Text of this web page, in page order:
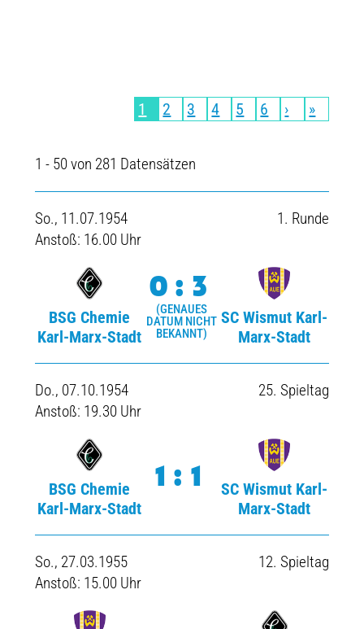
1 2 3 4 5 6 › »
1 - 50 von 281 Datensätzen
So., 11.07.1954
Anstoß: 16.00 Uhr
1. Runde
BSG Chemie
Karl-Marx-Stadt
0:3
(GENAUES
DATUM NICHT
BEKANNT)
SC Wismut Karl-
Marx-Stadt
Do., 07.10.1954
Anstoß: 19.30 Uhr
25. Spieltag
BSG Chemie
Karl-Marx-Stadt
1:1
SC Wismut Karl-
Marx-Stadt
So., 27.03.1955
Anstoß: 15.00 Uhr
12. Spieltag